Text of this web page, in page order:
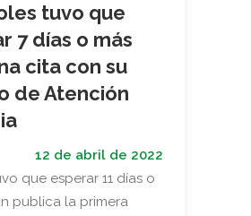
tuvo que
7 días o más
cita con su
de Atención
12 de abril de 2022
que esperar 11 días o
publica la primera